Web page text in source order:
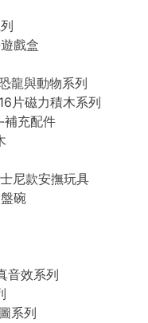
戲盒
龍與動物系列
片磁力積木系列
充配件
尼款安撫玩具
碗
音效系列
系列